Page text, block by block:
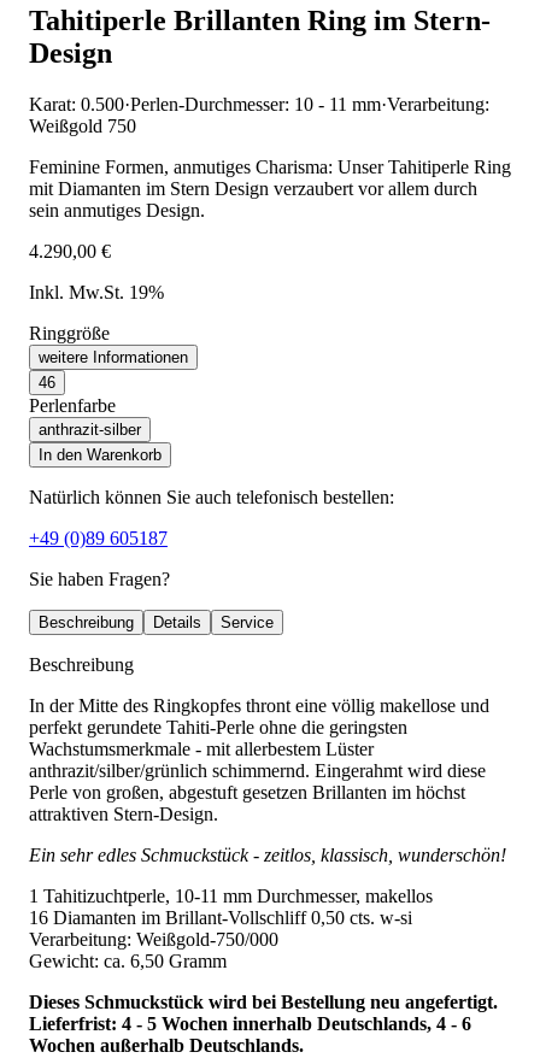
Tahitiperle Brillanten Ring im Stern-
Design
Karat: 0.500·Perlen-Durchmesser: 10 - 11 mm·Verarbeitung:
Weißgold 750
Feminine Formen, anmutiges Charisma: Unser Tahitiperle Ring
mit Diamanten im Stern Design verzaubert vor allem durch
sein anmutiges Design.
4.290,00 €
Inkl. Mw.St. 19%
Ringgröße
weitere Informationen
46
Perlenfarbe
anthrazit-silber
In den Warenkorb
Natürlich können Sie auch telefonisch bestellen:
+49 (0)89 605187
Sie haben Fragen?
Beschreibung Details Service
Beschreibung
In der Mitte des Ringkopfes thront eine völlig makellose und
perfekt gerundete Tahiti-Perle ohne die geringsten
Wachstumsmerkmale - mit allerbestem Lüster
anthrazit/silber/grünlich schimmernd. Eingerahmt wird diese
Perle von großen, abgestuft gesetzen Brillanten im höchst
attraktiven Stern-Design.
Ein sehr edles Schmuckstück - zeitlos, klassisch, wunderschön!
1 Tahitizuchtperle, 10-11 mm Durchmesser, makellos
16 Diamanten im Brillant-Vollschliff 0,50 cts. w-si
Verarbeitung: Weißgold-750/000
Gewicht: ca. 6,50 Gramm
Dieses Schmuckstück wird bei Bestellung neu angefertigt.
Lieferfrist: 4 - 5 Wochen innerhalb Deutschlands, 4 - 6
Wochen außerhalb Deutschlands.